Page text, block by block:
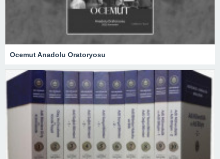
Ocemut Anadolu Oratoryosu